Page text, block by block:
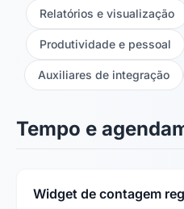
Relatórios e visualização
Produtividade e pessoal
Auxiliares de integração
Tempo e
Widget de contagem